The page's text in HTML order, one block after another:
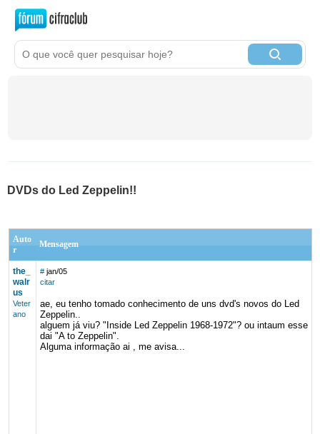
DVDs do Led Zeppelin!!
Auto
r
Mensagem
the_
walr
us
Veter
ano
# jan/05
citar
ae, eu tenho tomado conhecimento de uns dvd's novos do Led
Zeppelin..
alguem já viu? "Inside Led Zeppelin 1968-1972"? ou intaum esse
dai "A to Zeppelin".
Alguma informação ai , me avisa...